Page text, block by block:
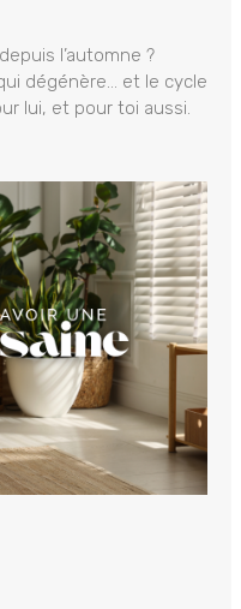
l’automne ?
dégénère… et le cycle
lui, et pour toi aussi.